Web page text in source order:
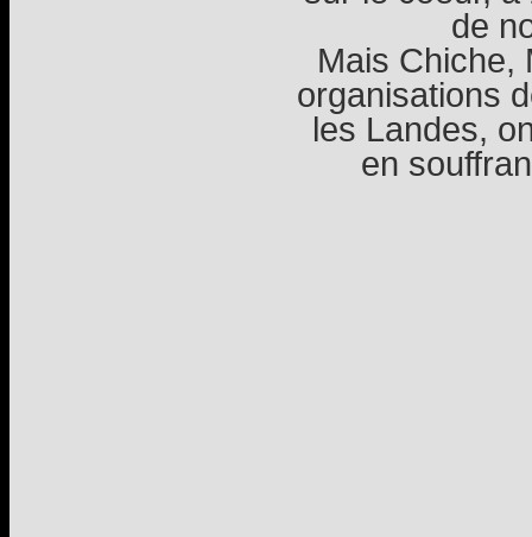
de
Mais Chiche,
organisations
les Landes,
en